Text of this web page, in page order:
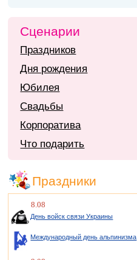
Сценарии
Праздников
Дня рождения
Юбилея
Свадьбы
Корпоратива
Что подарить
Праздники
8.08
День войск связи Украины
Международный день альпинизма